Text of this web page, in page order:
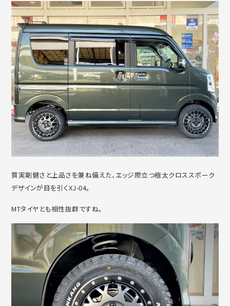
質実剛健さと上品さを兼ね備えた、エッジ際立つ極太クロススポーク
デザインが目を引くXJ-04。
MTタイヤとも相性抜群ですね。